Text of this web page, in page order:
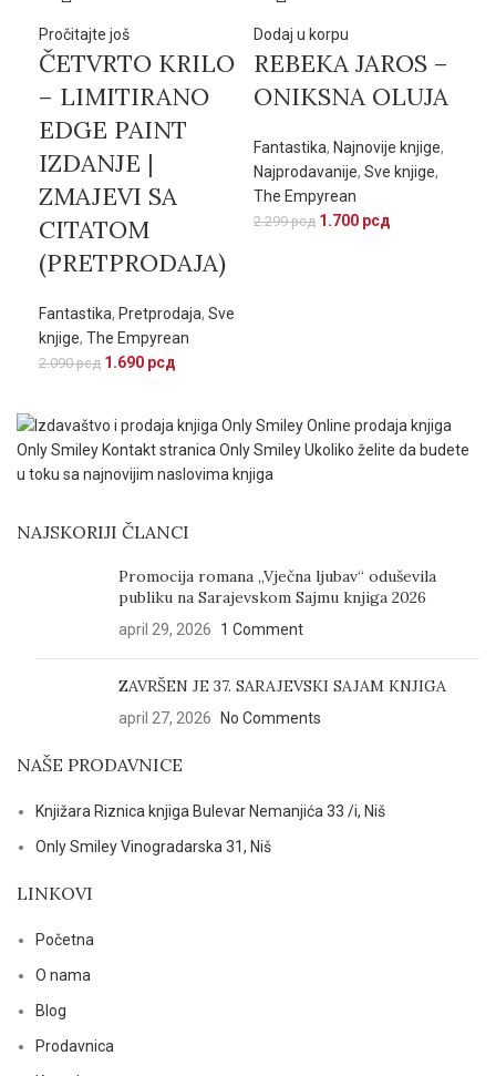
Pročitajte još
ČETVRTO KRILO
– LIMITIRANO
EDGE PAINT
IZDANJE |
ZMAJEVI SA
CITATOM
(PRETPRODAJA)
Fantastika, Pretprodaja, Sve
knjige, The Empyrean
2.090рсд 1.690 рсд
Dodaj u korpu
REBEKA JAROS –
ONIKSNA OLUJA
Fantastika, Najnovije knjige,
Najprodavanije, Sve knjige,
The Empyrean
2.299рсд 1.700 рсд
NAJSKORIJI ČLANCI
Promocija romana „Vječna ljubav“ oduševila
publiku na Sarajevskom Sajmu knjiga 2026
april 29, 2026 1 Comment
ZAVRŠEN JE 37. SARAJEVSKI SAJAM KNJIGA
april 27, 2026 No Comments
NAŠE PRODAVNICE
Knjižara Riznica knjiga Bulevar Nemanjića 33 /i, Niš
Only Smiley Vinogradarska 31, Niš
LINKOVI
Početna
O nama
Blog
Prodavnica